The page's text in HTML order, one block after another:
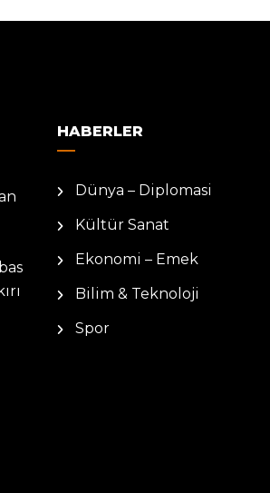
HABERLER
Dünya – Diplomasi
Kültür Sanat
Ekonomi – Emek
Bilim & Teknoloji
Spor